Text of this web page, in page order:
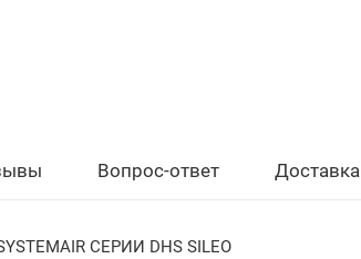
Вопрос-ответ Доставка
СЕРИИ DHS SILEO